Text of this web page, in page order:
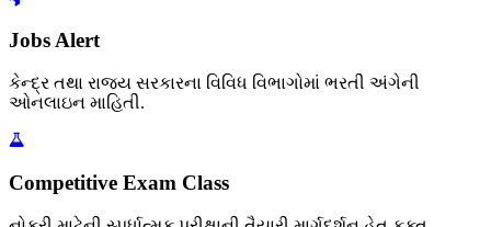
Jobs Alert
કેન્દ્ર તથા રાજ્ય સરકારના વિવિધ વિભાગોમાં ભરતી અંગેની
ઓનલાઇન માહિતી.
Competitive Exam Class